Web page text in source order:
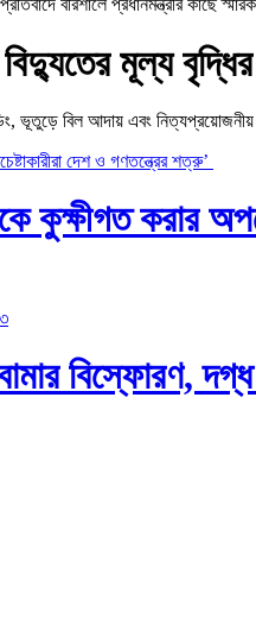
মূল্য বৃদ্ধির
বিল আদায় এবং নিত্যপ্রয়োজনীয়
করার
বিস্ফোরণ,